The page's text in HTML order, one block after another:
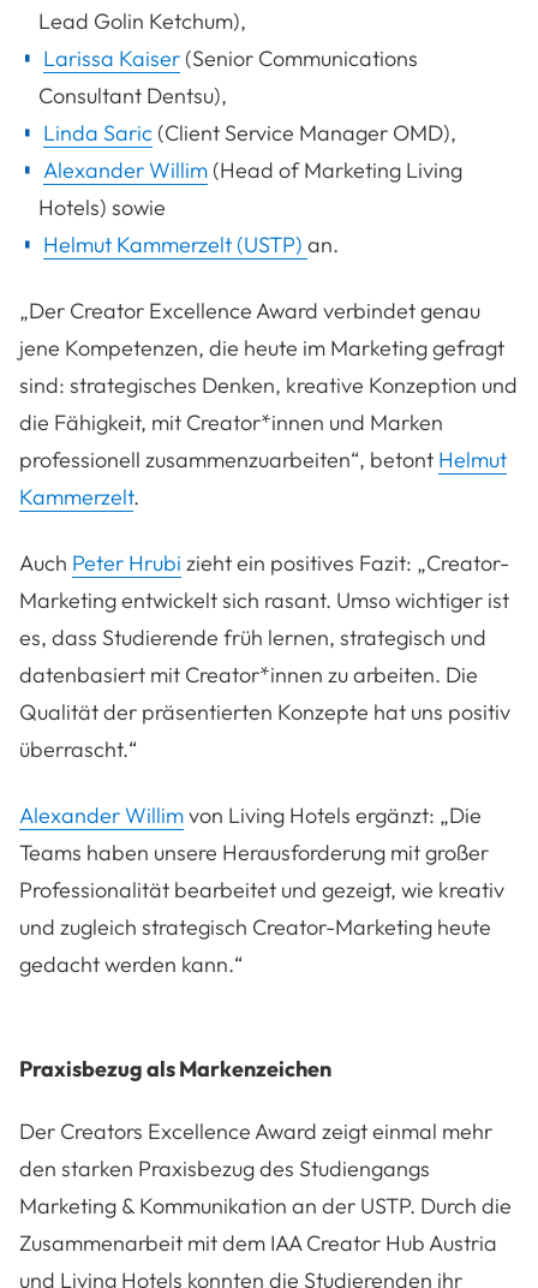
Lead Golin Ketchum),
Larissa Kaiser (Senior Communications
Consultant Dentsu),
Linda Saric (Client Service Manager OMD),
Alexander Willim (Head of Marketing Living
Hotels) sowie
Helmut Kammerzelt (USTP) an.
„Der Creator Excellence Award verbindet genau
jene Kompetenzen, die heute im Marketing gefragt
sind: strategisches Denken, kreative Konzeption und
die Fähigkeit, mit Creator*innen und Marken
professionell zusammenzuarbeiten“, betont Helmut
Kammerzelt.
Auch Peter Hrubi zieht ein positives Fazit: „Creator-
Marketing entwickelt sich rasant. Umso wichtiger ist
es, dass Studierende früh lernen, strategisch und
datenbasiert mit Creator*innen zu arbeiten. Die
Qualität der präsentierten Konzepte hat uns positiv
überrascht.“
Alexander Willimvon Living Hotels ergänzt: „Die
Teams haben unsere Herausforderung mit großer
Professionalität bearbeitet und gezeigt, wie kreativ
und zugleich strategisch Creator-Marketing heute
gedacht werden kann.“
Praxisbezug als Markenzeichen
Der Creators Excellence Award zeigt einmal mehr
den starken Praxisbezug des Studiengangs
Marketing & Kommunikation an der USTP. Durch die
Zusammenarbeit mit dem IAA Creator Hub Austria
und Living Hotels konnten die Studierenden ihr